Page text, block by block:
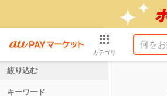
カテゴリ
絞り込む
キーワード